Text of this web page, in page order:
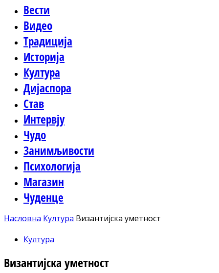
Вести
Видео
Традиција
Историја
Култура
Дијаспора
Став
Интервју
Чудо
Занимљивости
Психологија
Магазин
Чуденце
Насловна Култура Византијска уметност
Култура
Византијска уметност